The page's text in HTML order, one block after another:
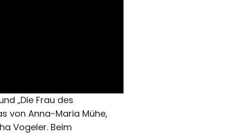
„Die Frau des
von Anna-Maria Mühe,
Vogeler. Beim